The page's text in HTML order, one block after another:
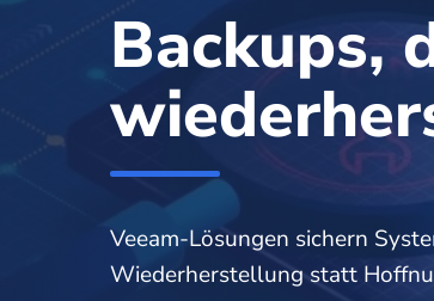
Backups,
Veeam-Lösungen sichern
Wiederherstellung statt